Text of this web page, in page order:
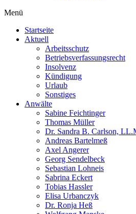
Menü
Startseite
Aktuell
Arbeitsschutz
Betriebsverfassungsrecht
Insolvenz
Kündigung
Urlaub
Sonstiges
Anwälte
Sabine Feichtinger
Thomas Müller
Dr. Sandra B. Carlson,
Andreas Bartelmeß
Axel Angerer
Georg Sendelbeck
Sebastian Lohneis
Sabrina Eckert
Tobias Hassler
Elisa Urbanczyk
Dr. Ronja Heß